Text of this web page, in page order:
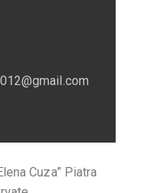
Cuza” Piatra